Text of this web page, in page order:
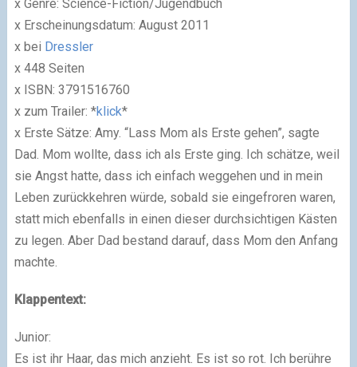
x Genre: Science-Fiction/Jugendbuch
x Erscheinungsdatum: August 2011
x bei Dressler
x 448 Seiten
x ISBN: 3791516760
x zum Trailer: *klick*
x Erste Sätze: Amy. “Lass Mom als Erste gehen”, sagte
Dad. Mom wollte, dass ich als Erste ging. Ich schätze, weil
sie Angst hatte, dass ich einfach weggehen und in mein
Leben zurückkehren würde, sobald sie eingefroren waren,
statt mich ebenfalls in einen dieser durchsichtigen Kästen
zu legen. Aber Dad bestand darauf, dass Mom den Anfang
machte.
Klappentext:
Junior:
Es ist ihr Haar, das mich anzieht. Es ist so rot. Ich berühre